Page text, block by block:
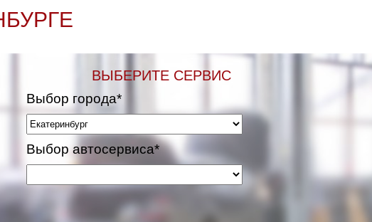
ВЫБЕРИТЕ СЕРВИС
Выбор города*
Выбор автосервиса*